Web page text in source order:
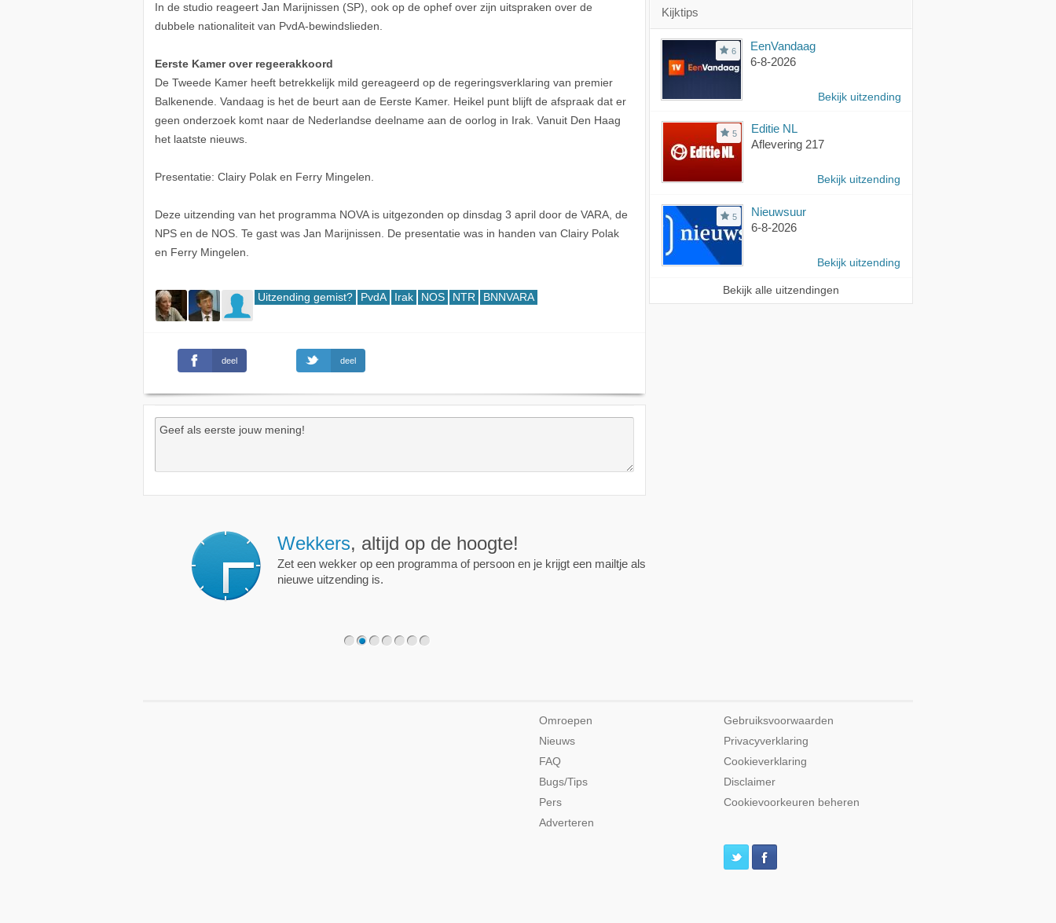
In de studio reageert Jan Marijnissen (SP), ook op de ophef over zijn uitspraken over de
dubbele nationaliteit van PvdA-bewindslieden.
Eerste Kamer over regeerakkoord
De Tweede Kamer heeft betrekkelijk mild gereageerd op de regeringsverklaring van premier
Balkenende. Vandaag is het de beurt aan de Eerste Kamer. Heikel punt blijft de afspraak dat er
geen onderzoek komt naar de Nederlandse deelname aan de oorlog in Irak. Vanuit Den Haag
het laatste nieuws.
Presentatie: Clairy Polak en Ferry Mingelen.
Deze uitzending van het programma NOVA is uitgezonden op dinsdag 3 april door de VARA, de
NPS en de NOS. Te gast was Jan Marijnissen. De presentatie was in handen van Clairy Polak
en Ferry Mingelen.
Uitzending gemist? PvdA Irak NOS NTR BNNVARA
deel deel
Kijktips
6
EenVandaag
6-8-2026
Bekijk uitzending
5
Editie NL
Aflevering 217
Bekijk uitzending
5
Nieuwsuur
6-8-2026
Bekijk uitzending
Bekijk alle uitzendingen
Wekkers, altijd op de hoogte!
Zet een wekker op een programma of persoon en je krijgt een mailtje als er een
nieuwe uitzending is.
Omroepen
Nieuws
FAQ
Bugs/Tips
Pers
Adverteren
Gebruiksvoorwaarden
Privacyverklaring
Cookieverklaring
Disclaimer
Cookievoorkeuren beheren